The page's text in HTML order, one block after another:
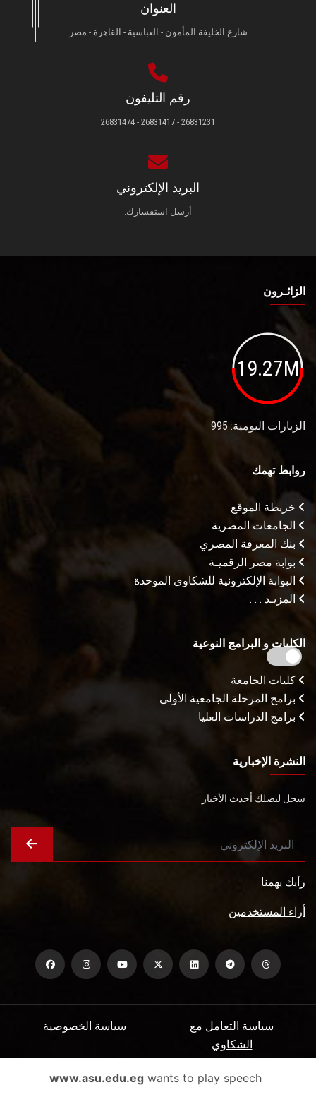
الزائـرون
سجل الان
العنوان
شارع الخليفة المأمون - العباسية - القاهرة - مصر
رقم التليفون
26831231 - 26831417 - 26831474
البريد الإلكتروني
أرسل استفسارك.
الزائـرون
19.27M
الزيارات اليومية: 995
روابط تهمك
خريطة الموقع
الجامعات المصرية
بنك المعرفة المصري
بوابة مصر الرقميـة
البوابة الإلكترونية للشكاوى الموحدة
المزيـد . . .
الكليات و البرامج النوعية
كليات الجامعة
برامج المرحلة الجامعية الأولى
برامج الدراسات العليا
النشرة الإخبارية
سجل ليصلك أحدث الأخبار
رأيك يهمنا
أراء المستخدمين
سياسة الخصوصية
سياسة التعامل مع
الشكاوي
الأسئلة الشائعة ميثاق المتعاملين www.asu.edu.egwants to play speech